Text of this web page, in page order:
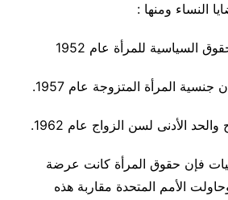
النساء ومنها :
السياسية للمرأة عام 1952
جنسية المرأة المتزوجة عام 1957.
والحد الأدنى لسن الزواج عام 1962.
فإن حقوق المرأة كانت عرضة
الأمم المتحدة مقاربة هذه